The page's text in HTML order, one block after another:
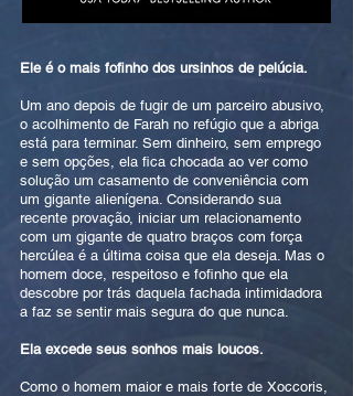
Ele é o mais fofinho dos ursinhos de pelúcia.
Um ano depois de fugir de um parceiro abusivo,
o acolhimento de Farah no refúgio que a abriga
está para terminar. Sem dinheiro, sem emprego
e sem opções, ela fica chocada ao ver como
solução um casamento de conveniência com
um gigante alienígena. Considerando sua
recente provação, iniciar um relacionamento
com um gigante de quatro braços com força
hercúlea é a última coisa que ela deseja. Mas o
homem doce, respeitoso e fofinho que ela
descobre por trás daquela fachada intimidadora
a faz se sentir mais segura do que nunca.
Ela excede seus sonhos mais loucos.
Como o homem maior e mais forte de Xoccoris,